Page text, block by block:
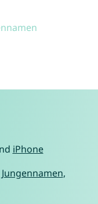
iPhone
Jungennamen,